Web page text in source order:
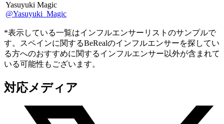
Yasuyuki Magic
@Yasuyuki_Magic
*表示している一覧はインフルエンサーリストのサンプルで
す。スペインに関するBeRealのインフルエンサーを探してい
る方へのおすすめに関するインフルエンサー以外が含まれて
いる可能性もございます。
対応メディア